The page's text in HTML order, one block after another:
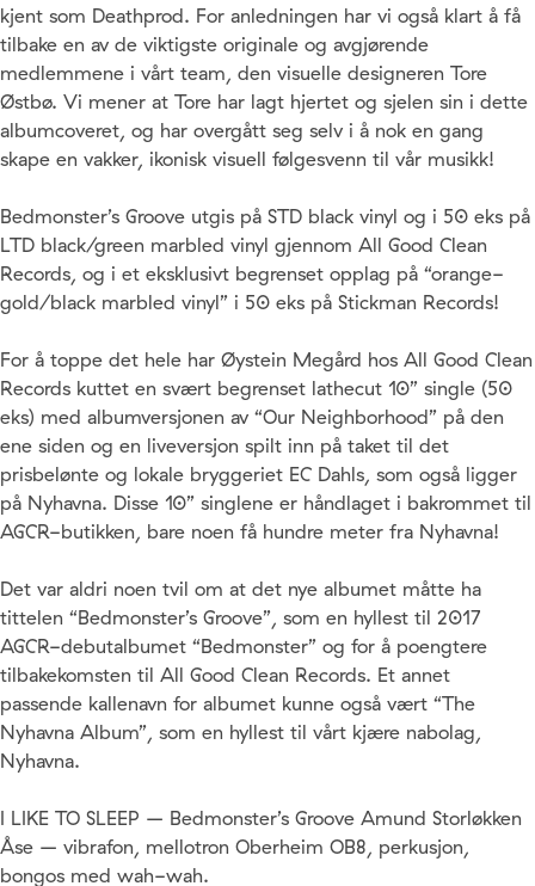
kjent som Deathprod. For anledningen har vi også klart å få
tilbake en av de viktigste originale og avgjørende
medlemmene i vårt team, den visuelle designeren Tore
Østbø. Vi mener at Tore har lagt hjertet og sjelen sin i dette
albumcoveret, og har overgått seg selv i å nok en gang
skape en vakker, ikonisk visuell følgesvenn til vår musikk!
Bedmonster’s Groove utgis på STD black vinyl og i 50 eks på
LTD black/green marbled vinyl gjennom All Good Clean
Records, og i et eksklusivt begrenset opplag på “orange-
gold/black marbled vinyl” i 50 eks på Stickman Records!
For å toppe det hele har Øystein Megård hos All Good Clean
Records kuttet en svært begrenset lathecut 10” single (50
eks) med albumversjonen av “Our Neighborhood” på den
ene siden og en liveversjon spilt inn på taket til det
prisbelønte og lokale bryggeriet EC Dahls, som også ligger
på Nyhavna. Disse 10” singlene er håndlaget i bakrommet til
AGCR-butikken, bare noen få hundre meter fra Nyhavna!
Det var aldri noen tvil om at det nye albumet måtte ha
tittelen “Bedmonster’s Groove”, som en hyllest til 2017
AGCR-debutalbumet “Bedmonster” og for å poengtere
tilbakekomsten til All Good Clean Records. Et annet
passende kallenavn for albumet kunne også vært “The
Nyhavna Album”, som en hyllest til vårt kjære nabolag,
Nyhavna.
I LIKE TO SLEEP – Bedmonster’s Groove Amund Storløkken
Åse – vibrafon, mellotron Oberheim OB8, perkusjon,
bongos med wah-wah.